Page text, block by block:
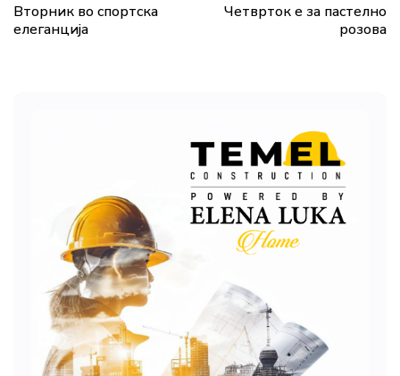
Вторник во спортска
елеганција
Четврток е за пастелно
розова